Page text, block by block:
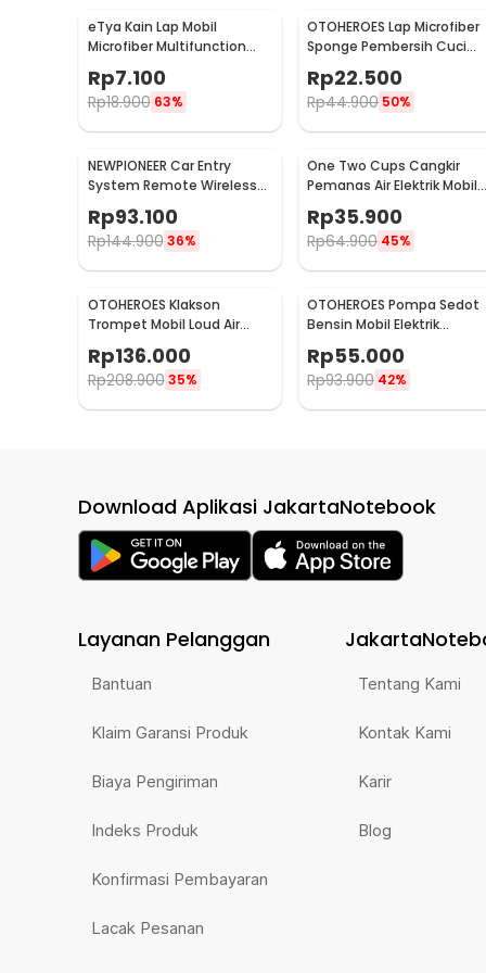
eTya Kain Lap Mobil
Microfiber Multifunction
H-10
Rp7.100
Rp18.900 63%
OTOHEROES Lap Microfiber
Sponge Pembersih Cuci
Rp22.500
Rp44.900 50%
NEWPIONEER Car Entry
System Remote Wireless
12V Door Lock Mobil - CK18
Rp93.100
Rp144.900 36%
One Two Cups Cangkir
Pemanas Air Elektrik Mobil
Travel Mug 450ml - NJ88
Rp35.900
Rp64.900 45%
OTOHEROES Klakson
Trompet Mobil Loud Air
Horn 150dB 12V - JD4001
Rp136.000
Rp208.900 35%
OTOHEROES Pompa Sedot
Bensin Mobil Elektrik
12V - CT-14
Rp55.000
Rp93.900 42%
Download Aplikasi JakartaNotebook
Layanan Pelanggan
Bantuan
Klaim Garansi Produk
Biaya Pengiriman
Indeks Produk
Konfirmasi Pembayaran
Lacak Pesanan
Tentang Kami
Kontak Kami
Karir
Blog